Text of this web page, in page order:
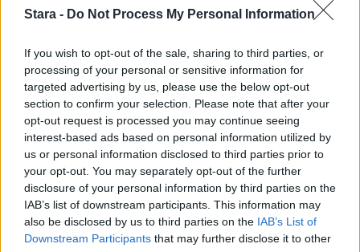
Stara - Do Not Process My Personal Information
If you wish to opt-out of the sale, sharing to third parties, or
processing of your personal or sensitive information for
targeted advertising by us, please use the below opt-out
section to confirm your selection. Please note that after your
opt-out request is processed you may continue seeing
interest-based ads based on personal information utilized by
us or personal information disclosed to third parties prior to
your opt-out. You may separately opt-out of the further
disclosure of your personal information by third parties on the
IAB’s list of downstream participants. This information may
also be disclosed by us to third parties on the IAB’s List of
Downstream Participants that may further disclose it to other
13.12.2014, 14:00
Realitypovipommi esitteli
silikonimuotonsa – kellukkeet
omasta takaa